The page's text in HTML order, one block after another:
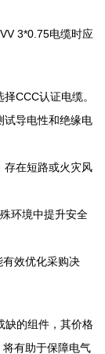
3*0.75电缆时应
CCC认证电缆。
试导电性和绝缘电
存在短路或火灾风
环境中提升安全
效优化采购决
缺的组件，其价格
有助于保障电气